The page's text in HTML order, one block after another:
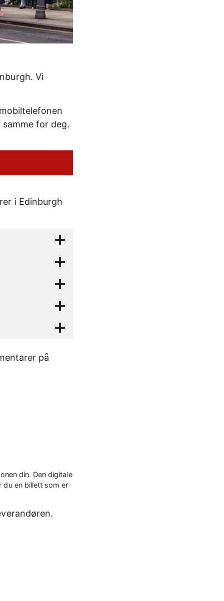
Vi
for deg.
i Edinburgh
på
din. Den digitale
du en billett som er